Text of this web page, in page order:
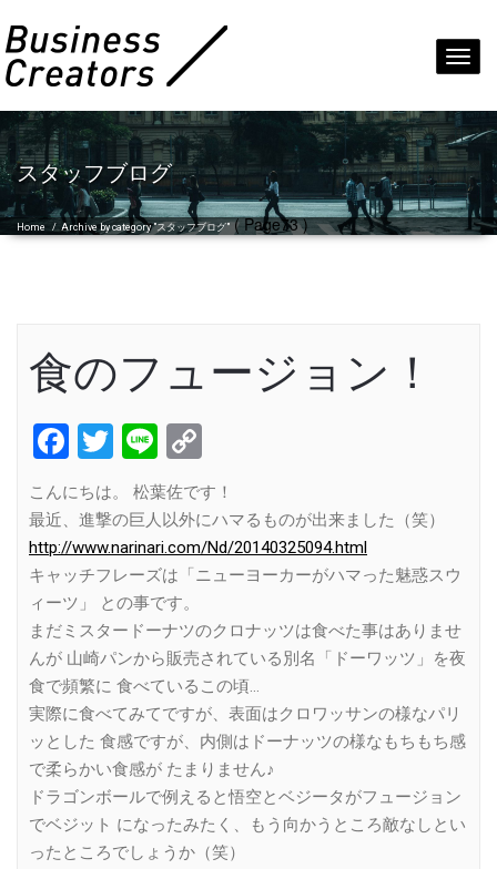
スタッフブログ
Home /Archive by category "スタッフブログ"( Page73 )
食のフュージョン！
Facebook
Twitter
Line
Link
こんにちは。 松葉佐です！
最近、進撃の巨人以外にハマるものが出来ました（笑）
http://www.narinari.com/Nd/20140325094.html
キャッチフレーズは「ニューヨーカーがハマった魅惑スウ
ィーツ」 との事です。
まだミスタードーナツのクロナッツは食べた事はありませ
んが 山崎パンから販売されている別名「ドーワッツ」を夜
食で頻繁に 食べているこの頃…
実際に食べてみてですが、表面はクロワッサンの様なパリ
ッとした 食感ですが、内側はドーナッツの様なもちもち感
で柔らかい食感が たまりません♪
ドラゴンボールで例えると悟空とベジータがフュージョン
でベジット になったみたく、もう向かうところ敵なしとい
ったところでしょうか（笑）